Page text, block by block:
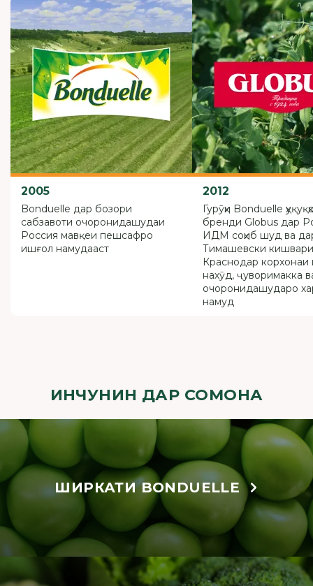
2005
Bonduelle дар бозори
сабзавоти очоронидашудаи
Россия мавқеи пешсафро
ишғол намудааст
2012
Гурӯҳи Bonduelle
бренди Globus дар
ИДМ соҳиб шуд ва
Тимашевски кишвари
Краснодар корхонаи
нахӯд, ҷуворимакка
очоронидашударо
намуд
ИНЧУНИН ДАР СОМОНА
ШИРКАТИ BONDUELLE